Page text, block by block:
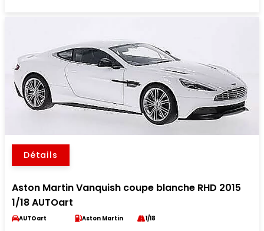
Détails
Aston Martin Vanquish coupe blanche RHD 2015
1/18 AUTOart
AUTOart Aston Martin 1/18